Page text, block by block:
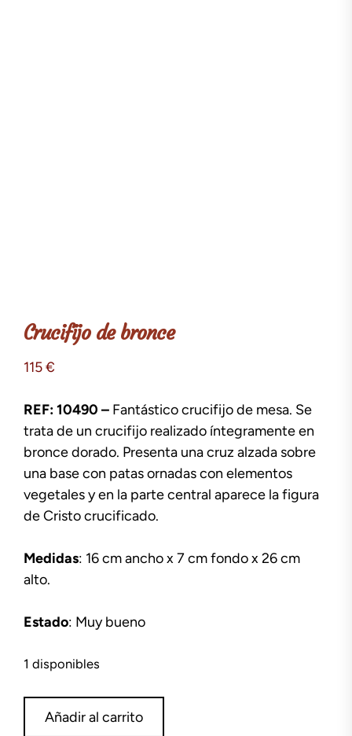
Crucifijo de bronce
115€
REF: 10490 – Fantástico crucifijo de mesa. Se
trata de un crucifijo realizado íntegramente en
bronce dorado. Presenta una cruz alzada sobre
una base con patas ornadas con elementos
vegetales y en la parte central aparece la figura
de Cristo crucificado.
Medidas: 16 cm ancho x 7 cm fondo x 26 cm
alto.
Estado: Muy bueno
1 disponibles
Añadir al carrito